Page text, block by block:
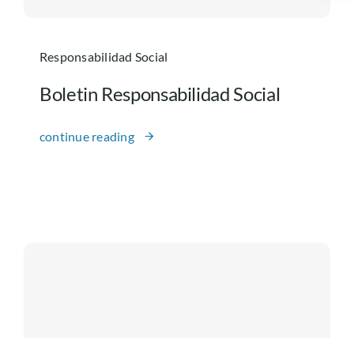
Atención a la ciudadania
Gestión Institucional
Responsabilidad Social
Boletin Responsabilidad Social
continue reading